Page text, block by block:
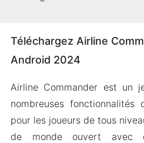
Téléchargez Airline
Android 2024
Airline Commander est un
nombreuses
pour les joueurs de tous
de monde ouvert avec